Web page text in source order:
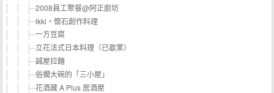
2008員工聚餐@阿正廚坊
ikki‧懷石創作料理
一方豆腐
立花法式日本料理（已歇業）
誠屋拉麵
俗擱大碗的「三小屋」
花酒藏 A Plus 居酒屋